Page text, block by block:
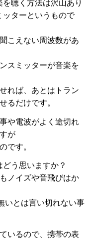
聴く方法は沢山あり
ッターというもので
こえない周波数があ
スミッターが音楽を
れば、あとはトラン
るだけです。
や電波がよく途切れ
が
です。
う思いますか？
ノイズや音飛びはか
いとは言い切れない事
いるので、携帯の表